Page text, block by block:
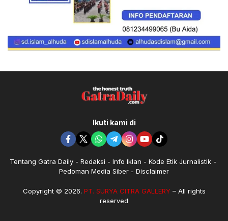
Ikuti kami di
Tentang Gatra Daily Redaksi Info Iklan
Kode Etik Jurnalistik
Pedoman Media Siber
Disclaimer
Copyright © 2026. PT. SURYA CITRA GALLERY– All rights
reserved